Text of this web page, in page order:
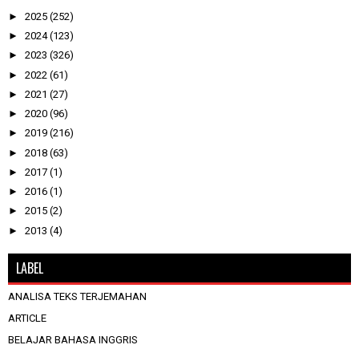
► 2025 (252)
► 2024(123)
► 2023 (326)
► 2022 (61)
► 2021 (27)
► 2020 (96)
► 2019 (216)
► 2018 (63)
► 2017 (1)
► 2016 (1)
► 2015 (2)
► 2013 (4)
LABEL
ANALISA TEKS TERJEMAHAN
ARTICLE
BELAJAR BAHASA INGGRIS